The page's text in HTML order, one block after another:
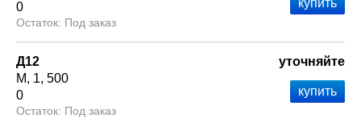
0
Под заказ
Д12
М
1 500
0
Под заказ
уточняйте